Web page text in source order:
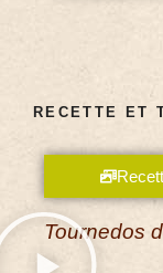
RECETTE ET
Tournedos